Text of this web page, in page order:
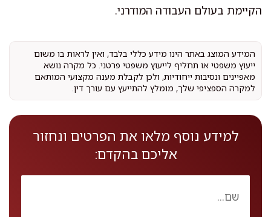
הקיימת בעולם העבודה המודרני.
המידע המוצג באתר הינו מידע כללי בלבד, ואין לראות בו משום
ייעוץ משפטי או תחליף לייעוץ משפטי פרטני. כל מקרה נושא
מאפיינים ונסיבות ייחודיות, ולכן לקבלת מענה מקצועי המותאם
למקרה הספציפי שלך, מומלץ להתייעץ עם עורך דין.
למידע נוסף מלאו את הפרטים ונחזור
אליכם בהקדם: